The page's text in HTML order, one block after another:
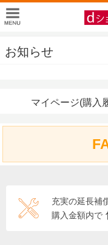
お知らせ
マイページ(購入
充実の延長補
購入金額内で